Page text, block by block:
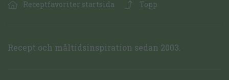
Receptfavoriter startsida Topp
Recept och måltidsinspiration sedan 2003.